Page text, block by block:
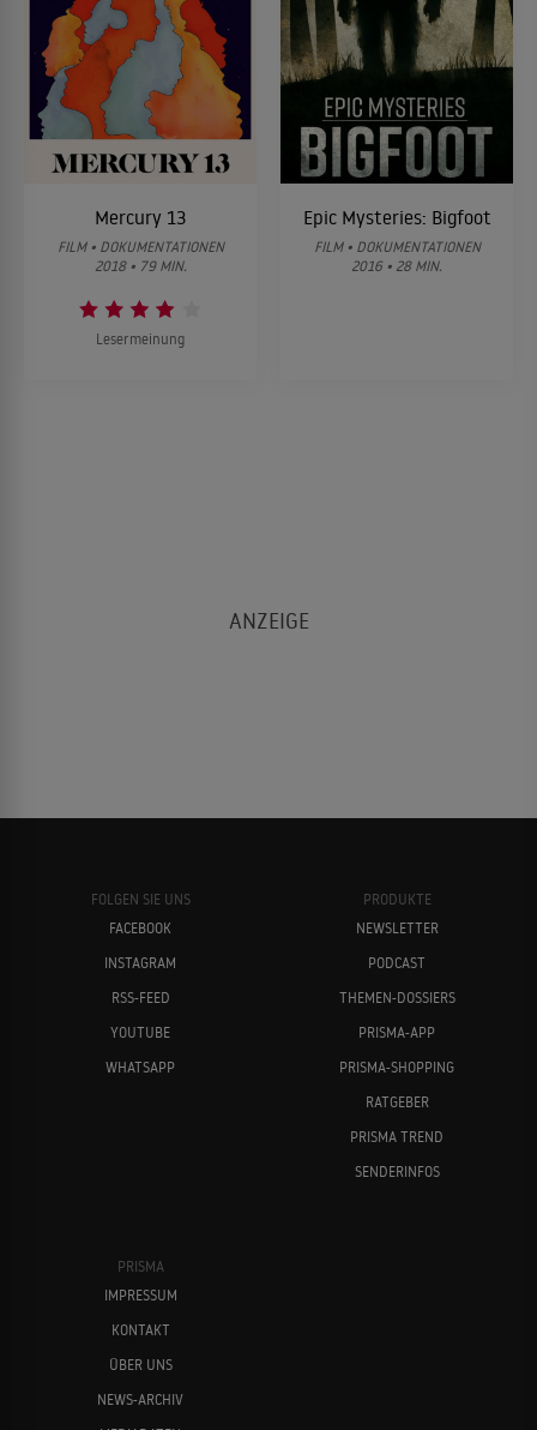
Mercury 13
FILM • DOKUMENTATIONEN
2018 • 79 MIN.
Lesermeinung
Epic Mysteries: Bigfoot
FILM • DOKUMENTATIONEN
2016 • 28 MIN.
FOLGEN SIE UNS
FACEBOOK
INSTAGRAM
RSS-FEED
YOUTUBE
WHATSAPP
PRODUKTE
NEWSLETTER
PODCAST
THEMEN-DOSSIERS
PRISMA-APP
PRISMA-SHOPPING
RATGEBER
PRISMA TREND
SENDERINFOS
PRISMA
IMPRESSUM
KONTAKT
ÜBER UNS
NEWS-ARCHIV